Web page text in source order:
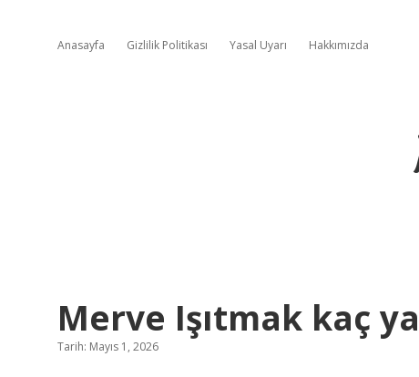
Anasayfa Gizlilik Politikası Yasal Uyarı Hakkımızda
Merve Işıtmak kaç
Tarih: Mayıs 1, 2026